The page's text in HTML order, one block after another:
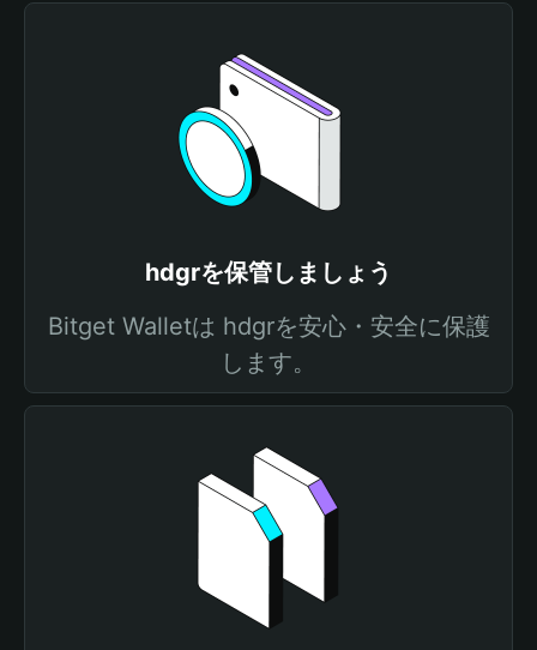
hdgrを保管しましょう
Bitget Walletは hdgrを安心・安全に保護
します。